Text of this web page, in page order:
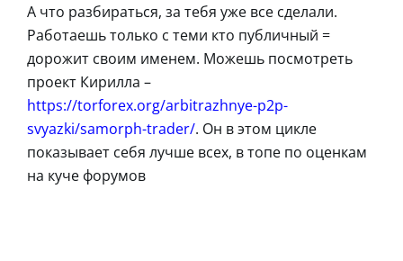
А что разбираться, за тебя уже все сделали.
Работаешь только с теми кто публичный =
дорожит своим именем. Можешь посмотреть
проект Кирилла –
https://torforex.org/arbitrazhnye-p2p-
svyazki/samorph-trader/. Он в этом цикле
показывает себя лучше всех, в топе по оценкам
на куче форумов